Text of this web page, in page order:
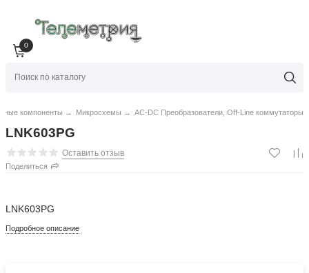
0
компоненты → Микросхемы → AC-DC Преобразователи, Off-Line коммутаторы
LNK603PG
Оставить отзыв
Поделиться
LNK603PG
Подробное описание